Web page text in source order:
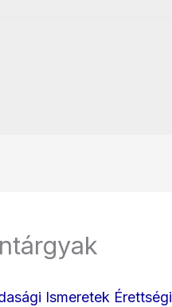
Ismeretek Érettségi